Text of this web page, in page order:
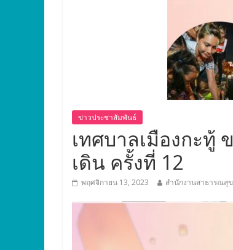
ข่าวประชาสัมพันธ์
เทศบาลเมืองกะทู้
เดิน ครั้งที่ 12
พฤศจิกายน 13, 2023 สำนักงานสาธารณสุ